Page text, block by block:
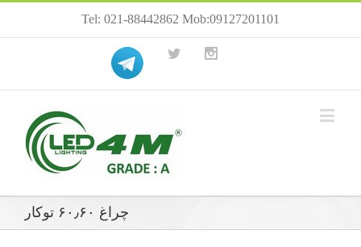
Tel: 021-88442862 Mob:09127201101
چراغ ۶۰٫۶۰ توکار